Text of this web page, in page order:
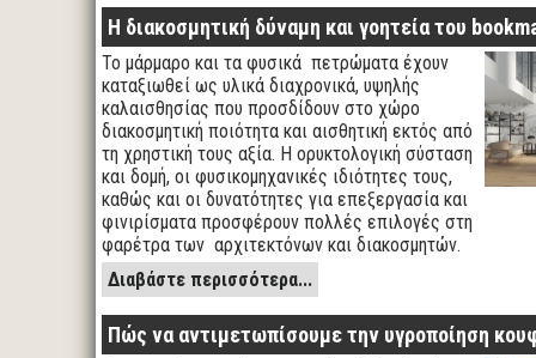
Η διακοσμητική δύναμη και γοητεία του
Το μάρμαρο και τα φυσικά πετρώματα έχουν
καταξιωθεί ως υλικά διαχρονικά, υψηλής
καλαισθησίας που προσδίδουν στο χώρο
διακοσμητική ποιότητα και αισθητική εκτός από
τη χρηστική τους αξία. Η ορυκτολογική σύσταση
και δομή, οι φυσικομηχανικές ιδιότητες τους,
καθώς και οι δυνατότητες για επεξεργασία και
φινιρίσματα προσφέρουν πολλές επιλογές στη
φαρέτρα των αρχιτεκτόνων και διακοσμητών.
Διαβάστε περισσότερα...
Πώς να αντιμετωπίσουμε την υγροποίηση